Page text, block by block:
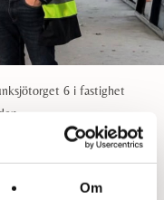
Om
6 i fastighet
blir